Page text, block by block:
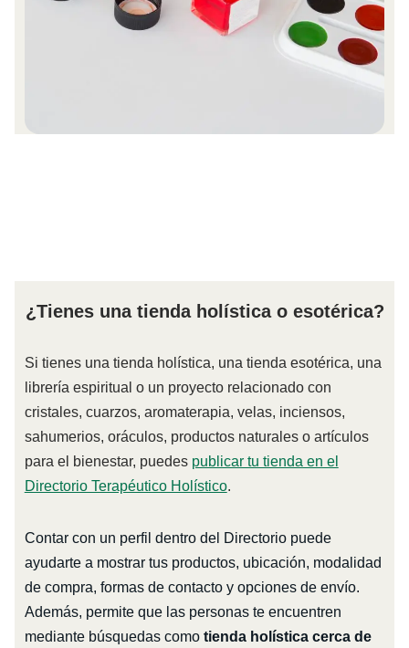
¿Tienes una tienda holística o esotérica?
Si tienes una tienda holística, una tienda esotérica, una
librería espiritual o un proyecto relacionado con
cristales, cuarzos, aromaterapia, velas, inciensos,
sahumerios, oráculos, productos naturales o artículos
para el bienestar, puedes publicar tu tienda en el
Directorio Terapéutico Holístico.
Contar con un perfil dentro del Directorio puede
ayudarte a mostrar tus productos, ubicación, modalidad
de compra, formas de contacto y opciones de envío.
Además, permite que las personas te encuentren
mediante búsquedas como tienda holística cerca de